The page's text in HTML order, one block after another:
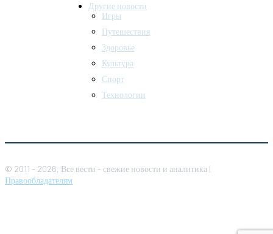
Другие новости
Игры
Путешествия
Здоровье
Культура
Спорт
Технологии
© 2011 - 2026, Все вести - свежие новости и аналитика |
Правообладателям